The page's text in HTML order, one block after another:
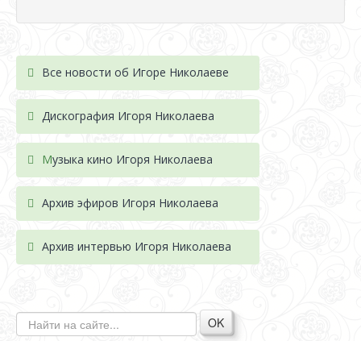
Все новости об Игоре Николаеве
Дискография Игоря Николаева
Музыка кино Игоря Николаева
Архив эфиров Игоря Николаева
Архив интервью Игоря Николаева
OK